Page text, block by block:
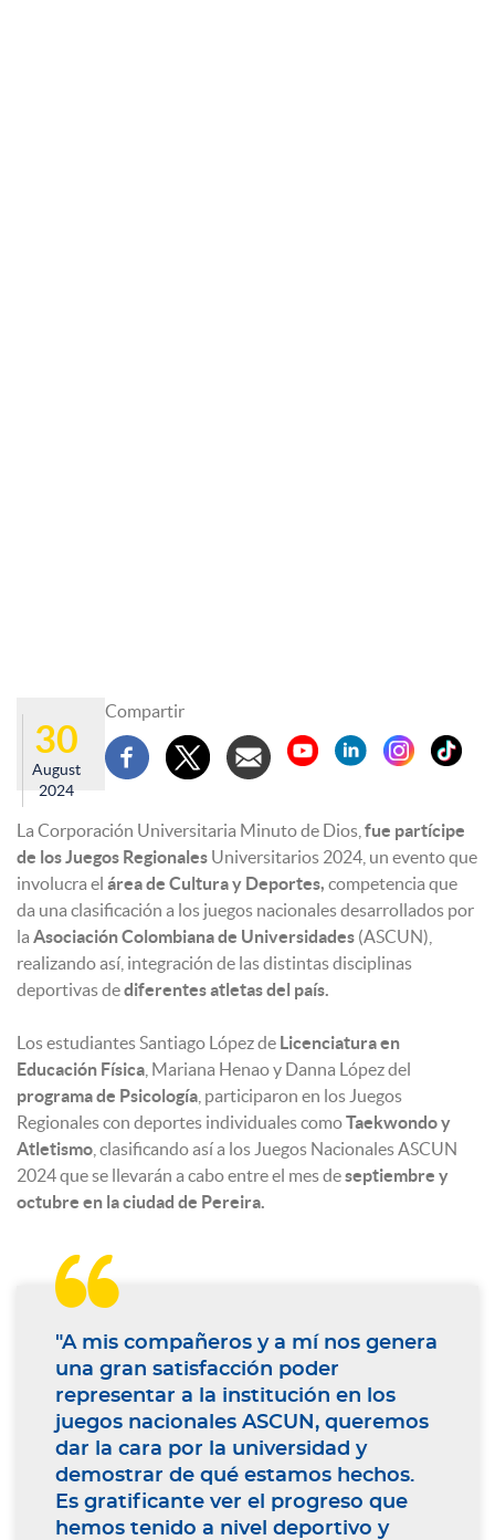
30
August
2024
Compartir
La Corporación Universitaria Minuto de Dios, fue partícipe
de los Juegos Regionales Universitarios 2024, un evento que
involucra el área de Cultura y Deportes, competencia que
da una clasificación a los juegos nacionales desarrollados por
la Asociación Colombiana de Universidades (ASCUN),
realizando así, integración de las distintas disciplinas
deportivas dediferentes atletas del país.
Los estudiantes Santiago López de Licenciatura en
Educación Física , Mariana Henao y Danna López del
programa de Psicología , participaron en los Juegos
Regionales con deportes individuales comoTaekwondo y
Atletismo , clasificando así a los Juegos Nacionales ASCUN
2024 que se llevarán a cabo entre el mes deseptiembre y
octubre en la ciudad de Pereira.

"A mis compañeros y a mí nos genera
una gran satisfacción poder
representar a la institución en los
juegos nacionales ASCUN, queremos
dar la cara por la universidad y
demostrar de qué estamos hechos.
Es gratificante ver el progreso que
hemos tenido a nivel deportivo y